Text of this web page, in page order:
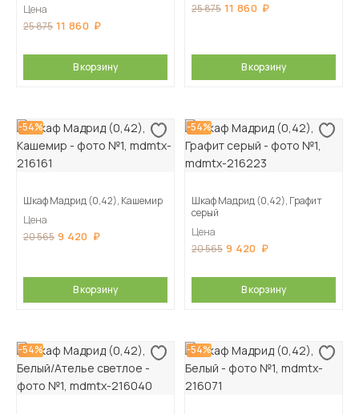
Цена
25 875 11 860
В корзину
25 875 11 860
В корзину
-54%
Шкаф Мадрид (0,42), Кашемир
Цена
20 565 9 420
В корзину
-54%
Шкаф Мадрид (0,42), Графит
серый
Цена
20 565 9 420
В корзину
-54% -54%